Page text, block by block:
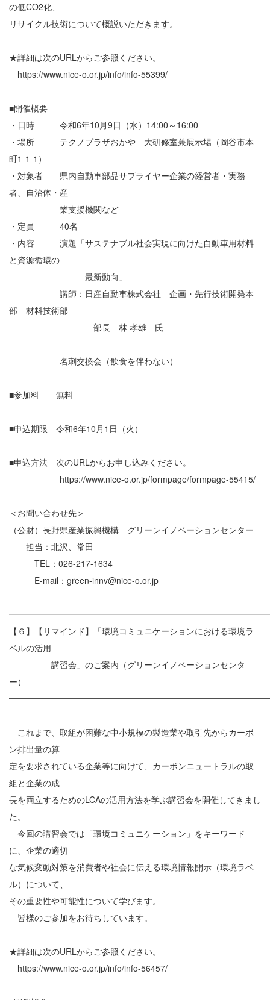
の低CO2化、
リサイクル技術について概説いただきます。
★詳細は次のURLからご参照ください。
https://www.nice-o.or.jp/info/info-55399/
■開催概要
・日時 令和6年10月9日（水）14:00～16:00
・場所 テクノプラザおかや 大研修室兼展示場（岡谷市本
町1-1-1）
・対象者 県内自動車部品サプライヤー企業の経営者・実務
者、自治体・産
業支援機関など
・定員 40名
・内容 演題「サステナブル社会実現に向けた自動車用材料
と資源循環の
最新動向」
講師：日産自動車株式会社 企画・先行技術開発本
部 材料技術部
部長 林 孝雄 氏
名刺交換会（飲食を伴わない）
■参加料 無料
■申込期限 令和6年10月1日（火）
■申込方法 次のURLからお申し込みください。
https://www.nice-o.or.jp/formpage/formpage-55415/
＜お問い合わせ先＞
（公財）長野県産業振興機構 グリーンイノベーションセンター
担当：北沢、常田
TEL：026-217-1634
E-mail：green-innv@nice-o.or.jp
【６】【リマインド】「環境コミュニケーションにおける環境ラ
ベルの活用
講習会」のご案内（グリーンイノベーションセンタ
ー）
これまで、取組が困難な中小規模の製造業や取引先からカーボ
ン排出量の算
定を要求されている企業等に向けて、カーボンニュートラルの取
組と企業の成
長を両立するためのLCAの活用方法を学ぶ講習会を開催してきまし
た。
今回の講習会では「環境コミュニケーション」をキーワード
に、企業の適切
な気候変動対策を消費者や社会に伝える環境情報開示（環境ラベ
ル）について、
その重要性や可能性について学びます。
皆様のご参加をお待ちしています。
★詳細は次のURLからご参照ください。
https://www.nice-o.or.jp/info/info-56457/